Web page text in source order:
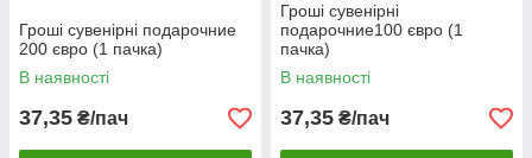
Гроші сувенірні подарочние
200 євро (1 пачка)
В наявності
37,35 ₴/пач
Гроші сувенірні
подарочние100 євро (1
пачка)
В наявності
37,35 ₴/пач